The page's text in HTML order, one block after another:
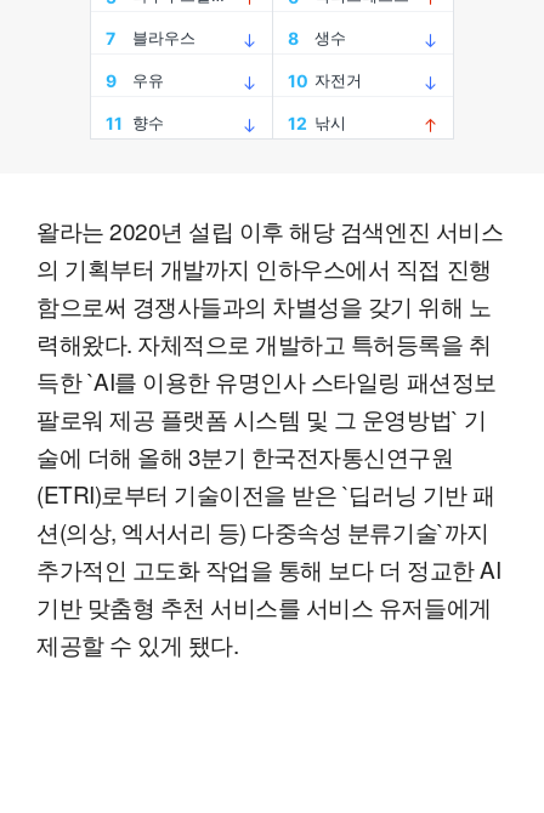
왈라는 2020년 설립 이후 해당 검색엔진 서비스
의 기획부터 개발까지 인하우스에서 직접 진행
함으로써 경쟁사들과의 차별성을 갖기 위해 노
력해왔다. 자체적으로 개발하고 특허등록을 취
득한 `AI를 이용한 유명인사 스타일링 패션정보
팔로워 제공 플랫폼 시스템 및 그 운영방법` 기
술에 더해 올해 3분기 한국전자통신연구원
(ETRI)로부터 기술이전을 받은 `딥러닝 기반 패
션(의상, 엑서서리 등) 다중속성 분류기술`까지
추가적인 고도화 작업을 통해 보다 더 정교한 AI
기반 맞춤형 추천 서비스를 서비스 유저들에게
제공할 수 있게 됐다.